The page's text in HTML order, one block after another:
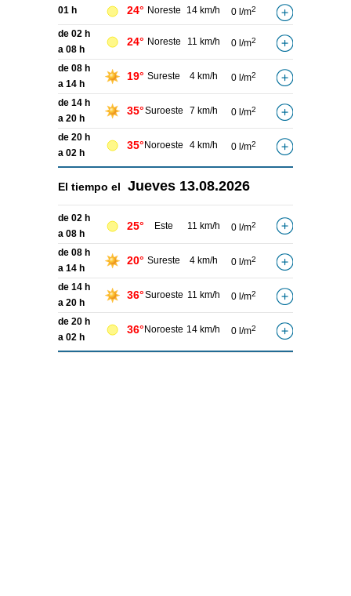
01 h 24° Noreste 14 km/h 0 l/m2
de 02 h
a 08 h
24° Noreste 11 km/h 0 l/m2
de 08 h
a 14 h
19° Sureste 4 km/h 0 l/m2
de 14 h
a 20 h
35°Suroeste 7 km/h 0 l/m2
de 20 h
a 02 h
35° Noroeste 4 km/h 0 l/m2
El tiempo el Jueves 13.08.2026
de 02 h
a 08 h
25° Este 11 km/h 0 l/m2
de 08 h
a 14 h
20° Sureste 4 km/h 0 l/m2
de 14 h
a 20 h
36°Suroeste 11 km/h 0 l/m2
de 20 h
a 02 h
36° Noroeste 14 km/h 0 l/m2